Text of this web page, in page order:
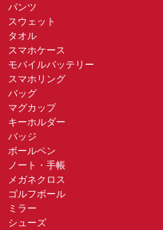
パンツ
スウェット
タオル
スマホケース
モバイルバッテリー
スマホリング
バッグ
マグカップ
キーホルダー
バッジ
ボールペン
ノート・手帳
メガネクロス
ゴルフボール
ミラー
シューズ